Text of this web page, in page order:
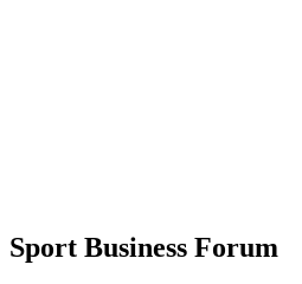
Sport Business Forum